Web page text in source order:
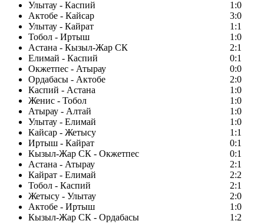
Улытау - Каспий
1:0
Актобе - Кайсар
3:0
Улытау - Кайрат
1:1
Тобол - Иртыш
1:0
Астана - Кызыл-Жар СК
2:1
Елимай - Каспий
0:1
Окжетпес - Атырау
0:0
Ордабасы - Актобе
2:0
Каспий - Астана
1:0
Женис - Тобол
1:0
Атырау - Алтай
1:0
Улытау - Елимай
1:0
Кайсар - Жетысу
1:1
Иртыш - Кайрат
0:1
Кызыл-Жар СК - Окжетпес
0:1
Астана - Атырау
2:1
Кайрат - Елимай
2:2
Тобол - Каспий
2:1
Жетысу - Улытау
2:0
Актобе - Иртыш
1:0
Кызыл-Жар СК - Ордабасы
1:2